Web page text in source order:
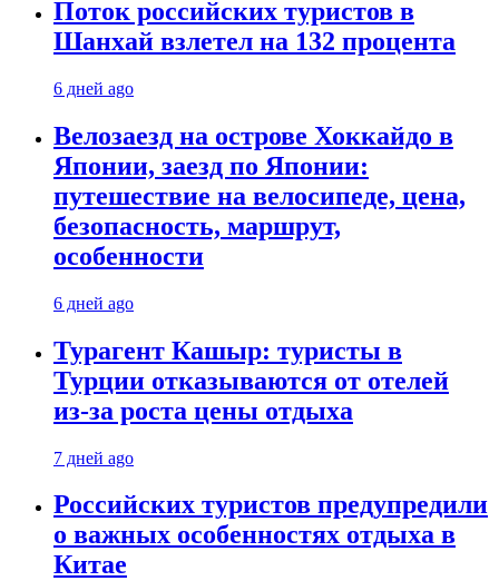
Поток российских туристов в
Шанхай взлетел на 132 процента
6 дней ago
Велозаезд на острове Хоккайдо в
Японии, заезд по Японии:
путешествие на велосипеде, цена,
безопасность, маршрут,
особенности
6 дней ago
Турагент Кашыр: туристы в
Турции отказываются от отелей
из-за роста цены отдыха
7 дней ago
Российских туристов предупредили
о важных особенностях отдыха в
Китае